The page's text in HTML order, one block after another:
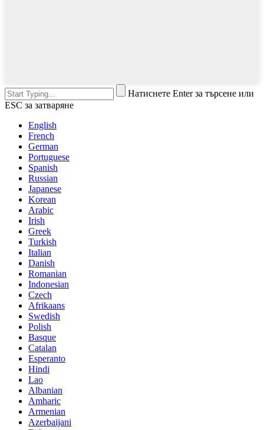
Натиснете Enter за търсене или
ESC за затваряне
English
French
German
Portuguese
Spanish
Russian
Japanese
Korean
Arabic
Irish
Greek
Turkish
Italian
Danish
Romanian
Indonesian
Czech
Afrikaans
Swedish
Polish
Basque
Catalan
Esperanto
Hindi
Lao
Albanian
Amharic
Armenian
Azerbaijani